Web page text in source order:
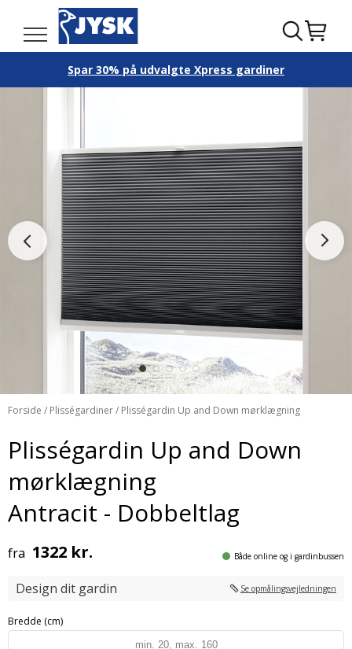
Spar 30% på udvalgte Xpress gardiner
Forside / Plisségardiner/ Plisségardin Up and Down mørklægning
Plisségardin Up and Down
mørklægning
Antracit - Dobbeltlag
fra 1322 kr. Både online og i gardinbussen
Design dit gardin Se opmålingsvejledningen
Bredde (cm)